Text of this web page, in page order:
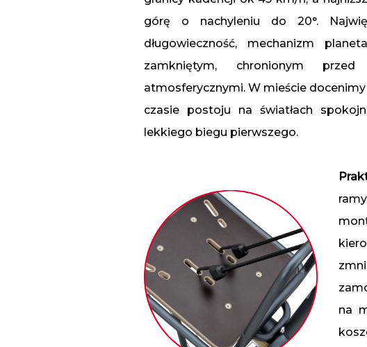
górę o nachyleniu do 20°.
długowieczność, mechanizm
zamkniętym, chronionym
atmosferycznymi. W mieście
czasie postoju na światłach
lekkiego biegu pierwszego.
na